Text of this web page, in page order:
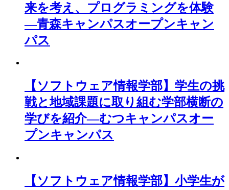
来を考え、プログラミングを体験
―青森キャンパスオープンキャン
パス
【ソフトウェア情報学部】学生の挑
戦と地域課題に取り組む学部横断の
学びを紹介―むつキャンパスオー
プンキャンパス
【ソフトウェア情報学部】小学生が